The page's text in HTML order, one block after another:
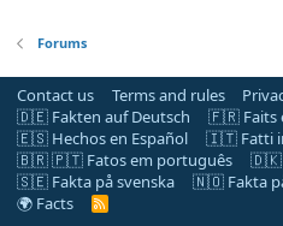
Forums
Contact us Terms and rules
🇩🇪 Fakten auf Deutsch
🇫🇷 Faits
🇪🇸 Hechos en Español
🇮🇹 Fatti
🇧🇷 🇵🇹 Fatos em português
🇩🇰
🇸🇪 Fakta på svenska
🇳🇴 Fakta
🌍 Facts
R